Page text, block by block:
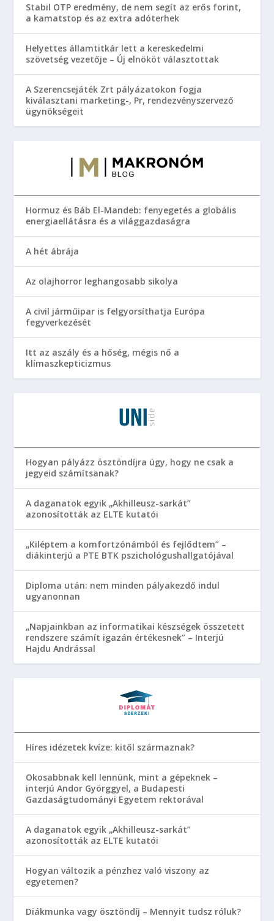
Stabil OTP eredmény, de nem segít az erős forint,
a kamatstop és az extra adóterhek
Helyettes államtitkár lett a kereskedelmi
szövetség vezetője – Új elnököt választottak
A Szerencsejáték Zrt pályázatokon fogja
kiválasztani marketing-, Pr, rendezvényszervező
ügynökségeit
Hormuz és Báb El-Mandeb: fenyegetés a globális
energiaellátásra és a világgazdaságra
A hét ábrája
Az olajhorror leghangosabb sikolya
A civil járműipar is felgyorsíthatja Európa
fegyverkezését
Itt az aszály és a hőség, mégis nő a
klímaszkepticizmus
Hogyan pályázz ösztöndíjra úgy, hogy ne csak a
jegyeid számítsanak?
A daganatok egyik „Akhilleusz-sarkát”
azonosították az ELTE kutatói
„Kiléptem a komfortzónámból és fejlődtem” –
diákinterjú a PTE BTK pszichológushallgatójával
Diploma után: nem minden pályakezdő indul
ugyanonnan
„Napjainkban az informatikai készségek összetett
rendszere számít igazán értékesnek” – Interjú
Hajdu Andrással
Híres idézetek kvíze: kitől származnak?
Okosabbnak kell lennünk, mint a gépeknek –
interjú Andor Györggyel, a Budapesti
Gazdaságtudományi Egyetem rektorával
A daganatok egyik „Akhilleusz-sarkát”
azonosították az ELTE kutatói
Hogyan változik a pénzhez való viszony az
egyetemen?
Diákmunka vagy ösztöndíj – Mennyit tudsz róluk?